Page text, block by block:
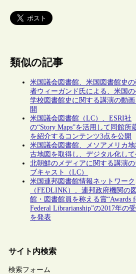
類似の記事
米国議会図書館、米国図書館史
者ウィーガンド氏による、米国の
学校図書館史に関する講演の動
開
米国議会図書館（LC）、ESRI社
の“Story Maps”を活用して同館所
を紹介するコンテンツ3点を公開
米国議会図書館、メソアメリカ
古地図を取得し、デジタル化して
北朝鮮のメディアに関する講演の
ブキャスト（LC）
米国連邦図書館情報ネットワーク
（FEDLINK）、連邦政府機関の
館・図書館員を称える賞“Awards
Federal Librarianship”の2017年の
を発表
サイト内検索
検索フォーム